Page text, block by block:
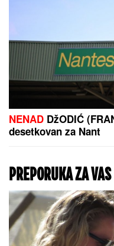
NENAD DžODIĆ
desetkovan za Nant
PREPORUKA ZA VAS